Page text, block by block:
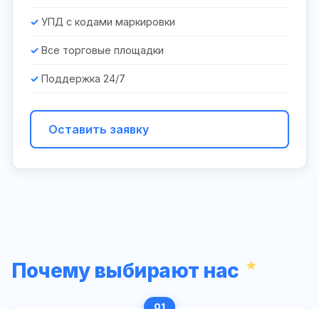
УПД с кодами маркировки
Все торговые площадки
Поддержка 24/7
Оставить заявку
Почему выбирают нас